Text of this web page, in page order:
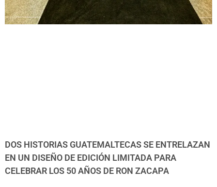
DOS HISTORIAS GUATEMALTECAS SE ENTRELAZAN
EN UN DISEÑO DE EDICIÓN LIMITADA PARA
CELEBRAR LOS 50 AÑOS DE RON ZACAPA